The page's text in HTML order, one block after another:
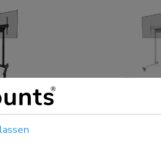
- motorisiert -
TÜV